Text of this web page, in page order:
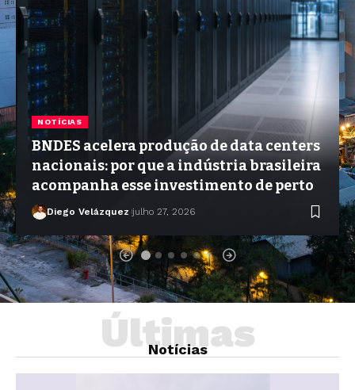
NOTÍCIAS
BNDES acelera produção de data centers
nacionais: por que a indústria brasileira
acompanha esse investimento de perto
Diego Velázquez julho 27, 2026
Notícias
Últimas